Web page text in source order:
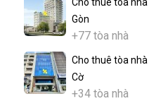
Gòn
+77 tòa nhà
Cho thuê tòa
Cờ
+34 tòa nhà